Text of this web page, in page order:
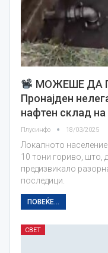
МОЖЕШЕ ДА
Пронајден
нафтен склад
Плусинфо 18/03/2025
Локалното
10 тони гориво, што,
предизвикало
последици.
ПОВЕЌЕ...
СВЕТ